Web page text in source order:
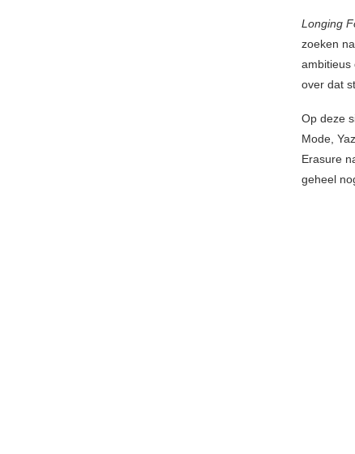
Longing
zoeken
ambitieus
over dat
Op deze
Mode,
Erasure
geheel